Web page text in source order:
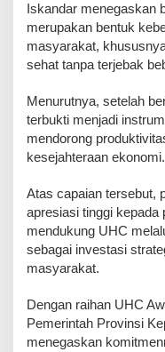
Iskandar menegaskan
merupakan bentuk
masyarakat,
sehat tanpa terjebak
Menurutnya, setelah
terbukti menjadi
mendorong
kesejahteraan ekonomi.
Atas capaian tersebut,
apresiasi tinggi kepada
mendukung UHC
sebagai investasi
masyarakat.
Dengan raihan UHC
Pemerintah Provinsi
menegaskan